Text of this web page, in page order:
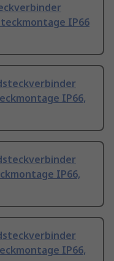
IP66
IP66,
IP66,
IP66,